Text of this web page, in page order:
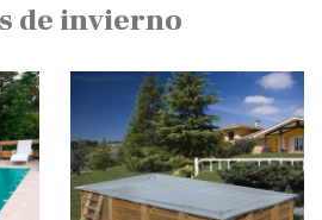
de invierno